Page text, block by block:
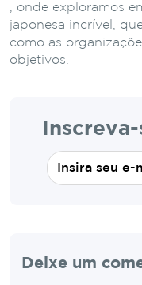
, onde exploramos
japonesa incrível,
como as
objetivos.
Deixe um